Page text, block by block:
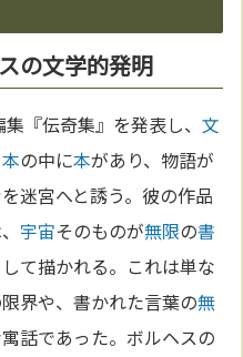
の文学的発明
『伝奇集』を発表し、文
本の中に本があり、物語が
を迷宮へと誘う。彼の作品
宇宙そのものが無限の書
して描かれる。これは単な
界や、書かれた言葉の無
話であった。ボルヘスの